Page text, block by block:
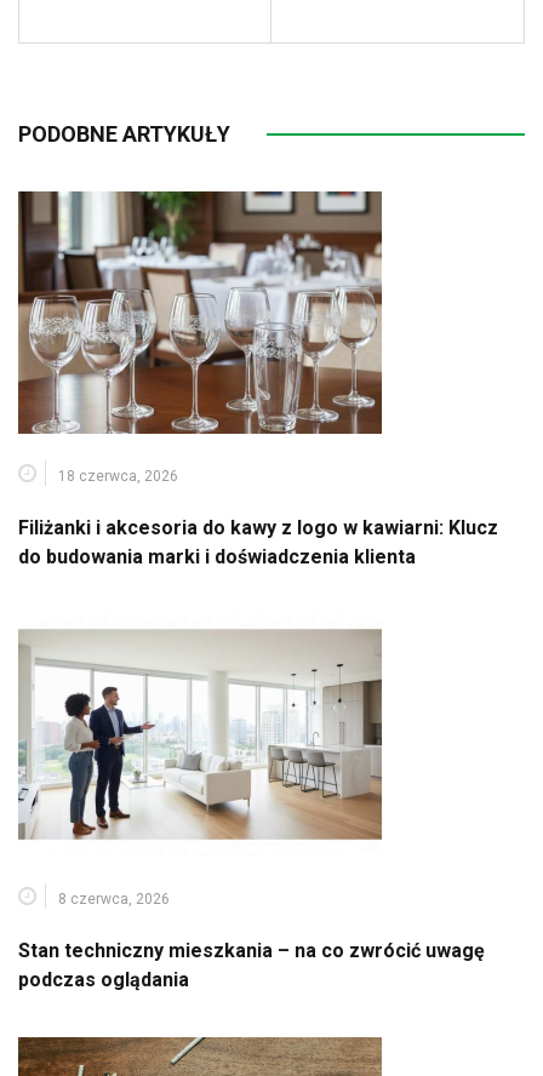
PODOBNE ARTYKUŁY
18 czerwca, 2026
Filiżanki i akcesoria do kawy z logo w kawiarni: Klucz
do budowania marki i doświadczenia klienta
8 czerwca, 2026
Stan techniczny mieszkania – na co zwrócić uwagę
podczas oglądania